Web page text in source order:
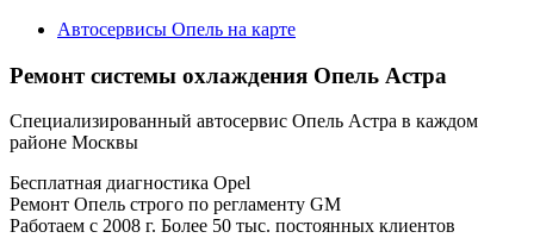
Автосервисы Опель на карте
Ремонт системы охлаждения Опель Астра
Специализированный автосервис Опель Астра в каждом
районе Москвы
Бесплатная диагностика Opel
Ремонт Опель строго по регламенту GM
Работаем с 2008 г. Более 50 тыс. постоянных клиентов